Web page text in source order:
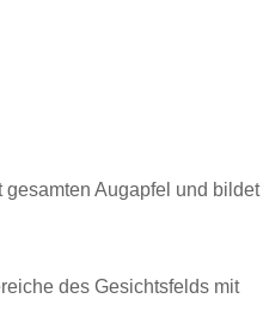
gesamten Augapfel und bildet
des Gesichtsfelds mit